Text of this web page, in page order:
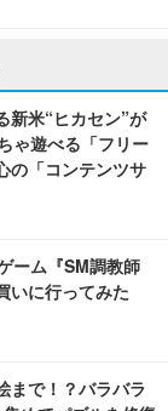
新米“ヒカセン”が
ゃ遊べる「フリー
の「コンテンツサ
ーム『SM調教師
いに行ってみた
まで！？バラバラ